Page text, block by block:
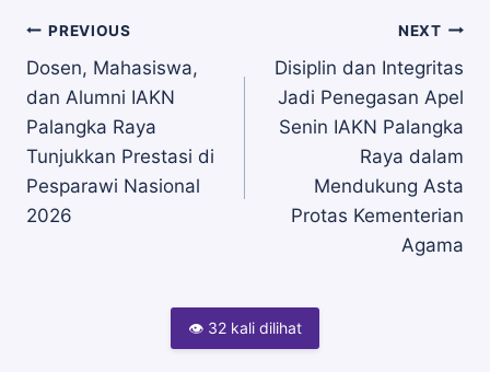
Navigasi
pos
PREVIOUS
Dosen, Mahasiswa,
dan Alumni IAKN
Palangka Raya
Tunjukkan Prestasi di
Pesparawi Nasional
2026
NEXT
Disiplin dan Integritas
Jadi Penegasan Apel
Senin IAKN Palangka
Raya dalam
Mendukung Asta
Protas Kementerian
Agama
👁 32 kali dilihat